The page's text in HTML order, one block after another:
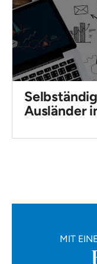
Ausländer
MIT